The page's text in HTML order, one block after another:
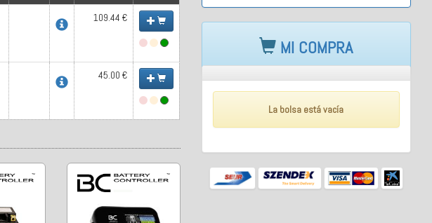
109.44 €
45.00 €
MI COMPRA
La bolsa está vacía